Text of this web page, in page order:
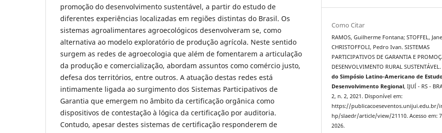
promoção do desenvolvimento sustentável, a partir do estudo de
diferentes experiências localizadas em regiões distintas do Brasil. Os
sistemas agroalimentares agroecológicos desenvolveram se, como
alternativa ao modelo exploratório de produção agrícola. Neste sentido
surgem as redes de agroecologia que além de fomentarem a articulação
da produção e comercialização, abordam assuntos como comércio justo,
defesa dos territórios, entre outros. A atuação destas redes está
intimamente ligada ao surgimento dos Sistemas Participativos de
Garantia que emergem no âmbito da certificação orgânica como
dispositivos de contestação à lógica da certificação por auditoria.
Contudo, apesar destes sistemas de certificação responderem de
Como Citar
RAMOS, Guilherme Fontana; STOFFEL,
CHRISTOFFOLI, Pedro Ivan. SISTEMAS
PARTICIPATIVOS DE GARANTIA E
DESENVOLVIMENTO RURAL
do Simpósio Latino-Americano de
Desenvolvimento Regional, IJUÍ - RS -
2, n. 2, 2021. Disponível em:
https://publicacoeseventos.unijui.edu.br/
hp/slaedr/article/view/21110. Acesso em:
2026.